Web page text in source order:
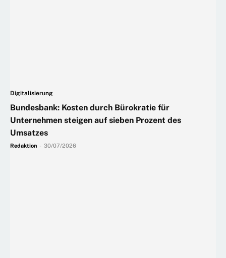
Digitalisierung
Bundesbank: Kosten durch Bürokratie für
Unternehmen steigen auf sieben Prozent des
Umsatzes
Redaktion 30/07/2026